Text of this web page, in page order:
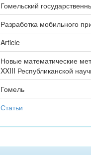
Гомельский
Разработка мобильного
Article
Новые математические
XXIII Республиканской
Гомель
Статьи